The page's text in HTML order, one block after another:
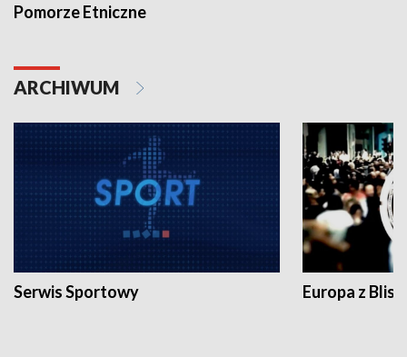
Pomorze Etniczne
ARCHIWUM
Serwis Sportowy Europa z